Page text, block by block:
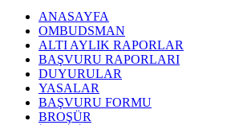
ANASAYFA
OMBUDSMAN
ALTI AYLIK RAPORLAR
BAŞVURU RAPORLARI
DUYURULAR
YASALAR
BAŞVURU FORMU
BROŞÜR